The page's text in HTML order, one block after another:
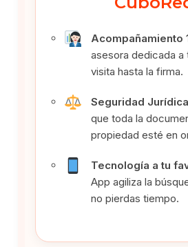
Acompañamiento
asesora dedicada a
visita hasta la firma.
Seguridad
que toda la
propiedad esté en
Tecnología a tu
App agiliza la
no pierdas tiempo.